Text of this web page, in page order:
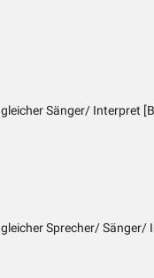
gleicher Sänger/ Interpret
gleicher Sprecher/ Sänger/